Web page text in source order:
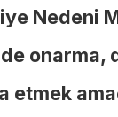
Nedeni
onarma,
etmek